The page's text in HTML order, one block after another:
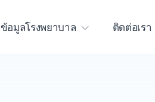
ข้อมูลโรงพยาบาล ติดต่อเรา